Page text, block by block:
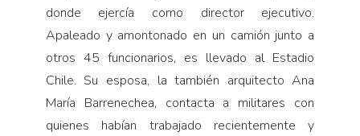
donde ejercía como director ejecutivo.
Apaleado y amontonado en un camión junto a
otros 45 funcionarios, es llevado al Estadio
Chile. Su esposa, la también arquitecto Ana
María Barrenechea, contacta a militares con
quienes habían trabajado recientemente y